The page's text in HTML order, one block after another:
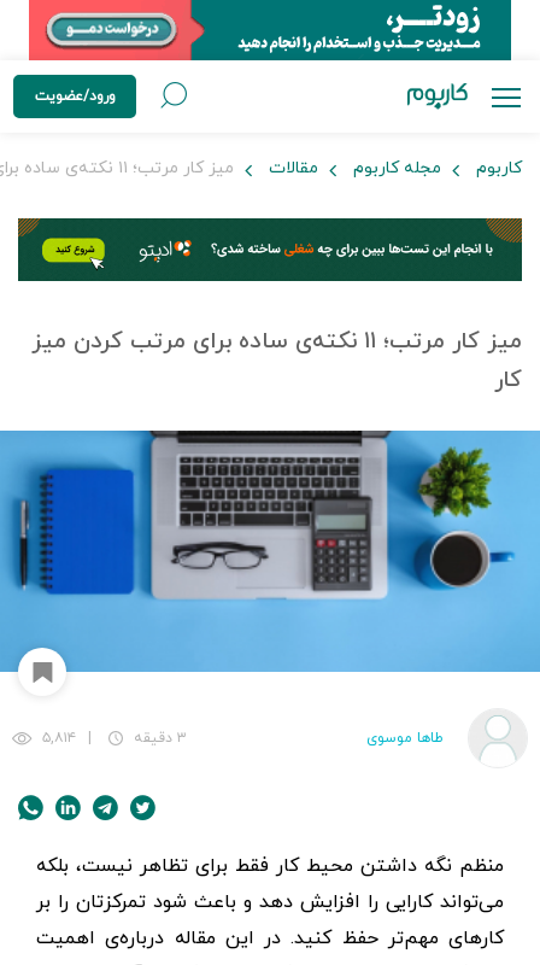
ورود/عضویت
کاربوم مجله کاربوم مقالات میز کار مرتب؛ ۱۱ نکته‌ی ساده برای مرتب کردن میز کار
میز کار مرتب؛ ۱۱ نکته‌ی ساده برای مرتب کردن میز
کار
طاها موسوی ۳ دقیقه ۵,۸۱۴
منظم نگه داشتن محیط کار فقط برای تظاهر نیست، بلکه
می‌تواند کارایی‌ را افزایش دهد و باعث شود تمرکزتان را بر
کارهای مهم‌تر حفظ کنید. در این مقاله درباره‌ی اهمیت